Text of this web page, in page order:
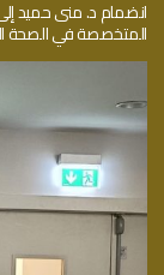
المتخصصة في الصحة